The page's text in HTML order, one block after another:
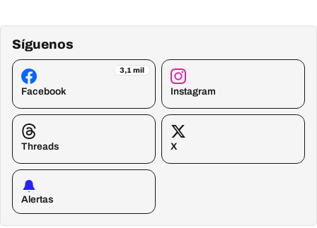
Síguenos
3,1 mil
Facebook Instagram
Threads X
Alertas